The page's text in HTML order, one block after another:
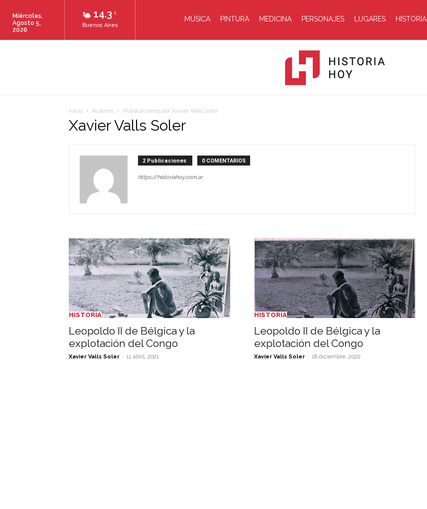
14.3 C
Buenos Aires
Miércoles,
Agosto 5,
2026
MÚSICA PINTURA MEDICINA PERSONAJES LUGARES HISTORIA
Inicio Autores Publicaciones por Xavier Valls Soler
Xavier Valls Soler
2 Publicaciones 0 COMENTARIOS
https://historiahoy.com.ar
HISTORIA
Leopoldo II de Bélgica y la
explotación del Congo
Xavier Valls Soler - 11 abril, 2021
HISTORIA
Leopoldo II de Bélgica y la
explotación del Congo
Xavier Valls Soler - 18 diciembre, 2020